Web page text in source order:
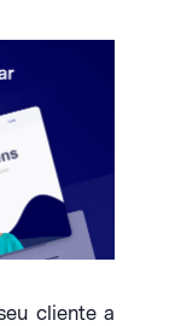
cliente a